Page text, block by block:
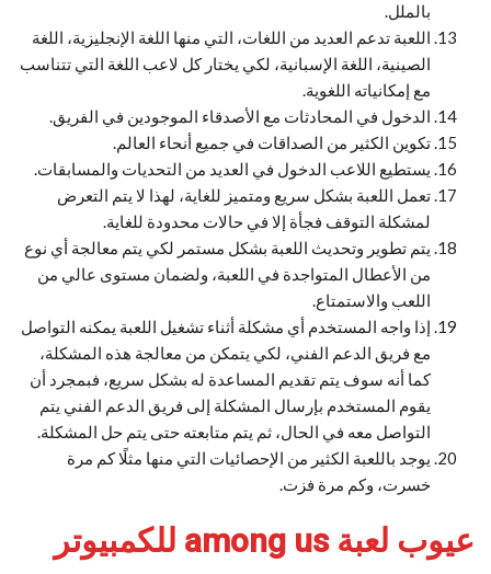
بالملل.
اللعبة تدعم العديد من اللغات، التي منها اللغة الإنجليزية، اللغة
الصينية، اللغة الإسبانية، لكي يختار كل لاعب اللغة التي تتناسب
مع إمكانياته اللغوية.
الدخول في المحادثات مع الأصدقاء الموجودين في الفريق.
تكوين الكثير من الصداقات في جميع أنحاء العالم.
يستطيع اللاعب الدخول في العديد من التحديات والمسابقات.
تعمل اللعبة بشكل سريع ومتميز للغاية، لهذا لا يتم التعرض
لمشكلة التوقف فجأة إلا في حالات محدودة للغاية.
يتم تطوير وتحديث اللعبة بشكل مستمر لكي يتم معالجة أي نوع
من الأعطال المتواجدة في اللعبة، ولضمان مستوى عالي من
اللعب والاستمتاع.
إذا واجه المستخدم أي مشكلة أثناء تشغيل اللعبة يمكنه التواصل
مع فريق الدعم الفني، لكي يتمكن من معالجة هذه المشكلة،
كما أنه سوف يتم تقديم المساعدة له بشكل سريع، فبمجرد أن
يقوم المستخدم بإرسال المشكلة إلى فريق الدعم الفني يتم
التواصل معه في الحال، ثم يتم متابعته حتى يتم حل المشكلة.
يوجد باللعبة الكثير من الإحصائيات التي منها مثلًا كم مرة
خسرت، وكم مرة فزت.
عيوب لعبة among us للكمبيوتر